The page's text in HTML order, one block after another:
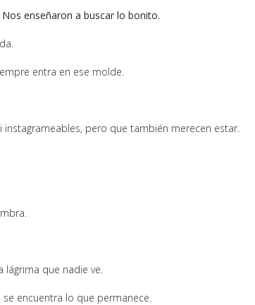
Nos enseñaron a buscar lo bonito.
entra en ese molde.
pero que también merecen estar.
lágrima que nadie ve.
encuentra lo que permanece.